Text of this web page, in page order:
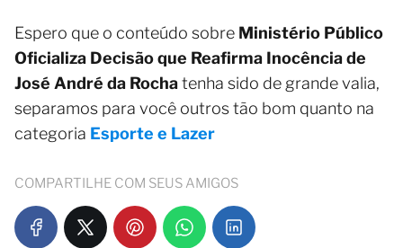
Espero que o conteúdo sobre Ministério Público
Oficializa Decisão que Reafirma Inocência de
José André da Rochatenha sido de grande valia,
separamos para você outros tão bom quanto na
categoria Esporte e Lazer
COMPARTILHE COM SEUS AMIGOS